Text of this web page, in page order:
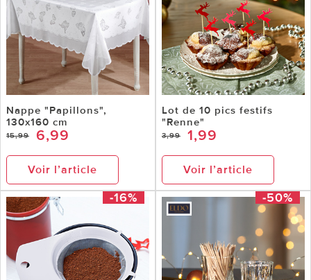
Nappe "Papillons",
130x160 cm
15,99 6,99
Voir l’article
Lot de 10 pics festifs
"Renne"
3,99 1,99
Voir l’article
-16% -50%